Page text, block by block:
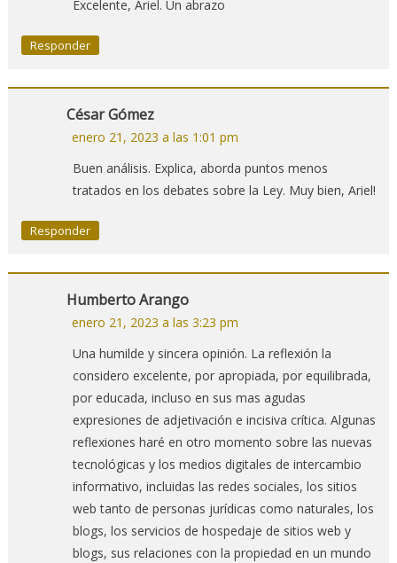
Excelente, Ariel. Un abrazo
Responder
César Gómez
enero 21, 2023 a las 1:01 pm
Buen análisis. Explica, aborda puntos menos
tratados en los debates sobre la Ley. Muy bien, Ariel!
Responder
Humberto Arango
enero 21, 2023 a las 3:23 pm
Una humilde y sincera opinión. La reflexión la
considero excelente, por apropiada, por equilibrada,
por educada, incluso en sus mas agudas
expresiones de adjetivación e incisiva crítica. Algunas
reflexiones haré en otro momento sobre las nuevas
tecnológicas y los medios digitales de intercambio
informativo, incluidas las redes sociales, los sitios
web tanto de personas jurídicas como naturales, los
blogs, los servicios de hospedaje de sitios web y
blogs, sus relaciones con la propiedad en un mundo